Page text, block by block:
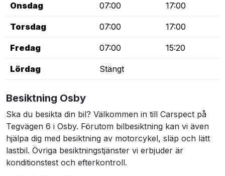
Onsdag 07:00 17:00
Torsdag 07:00 17:00
Fredag 07:00 15:20
Lördag Stängt
Besiktning Osby
Ska du besikta din bil? Välkommen in till Carspect på
Tegvägen 6 i Osby. Förutom bilbesiktning kan vi även
hjälpa dig med besiktning av motorcykel, släp och lätt
lastbil. Övriga besiktningstjänster vi erbjuder är
konditionstest och efterkontroll.